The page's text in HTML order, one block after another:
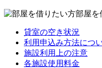
部屋を
貸室の空き状況
利用申込み方法につ
施設利用上の注意
各施設使用料金